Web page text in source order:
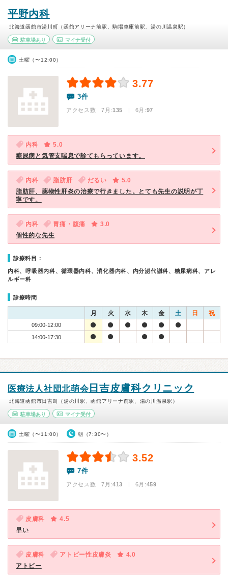
平野内科
北海道函館市湯川町（函館アリーナ前駅、駒場車庫前駅、湯の川温泉駅）
駐車場あり マイナ受付
土曜（〜12:00）
3.77
3件
アクセス数 7月:135 | 6月:97
内科
5.0
糖尿病と気管支喘息で診てもらっています。
内科 脂肪肝 だるい
5.0
脂肪肝、薬物性肝炎の治療で行きました。とても先生の説明が丁
寧です。
内科 胃痛・腹痛
3.0
個性的な先生
診療科目：
内科、呼吸器内科、循環器内科、消化器内科、内分泌代謝科、糖尿病科、アレ
ルギー科
診療時間
月 火 水 木 金 土 日 祝
09:00-12:00
14:00-17:30
医療法人社団北萌会 日吉皮膚科クリニック
北海道函館市日吉町（湯の川駅、函館アリーナ前駅、湯の川温泉駅）
駐車場あり マイナ受付
土曜（〜11:00） 朝（7:30〜）
3.52
7件
アクセス数 7月:413 | 6月:459
皮膚科
4.5
早い
皮膚科 アトピー性皮膚炎
4.0
アトピー